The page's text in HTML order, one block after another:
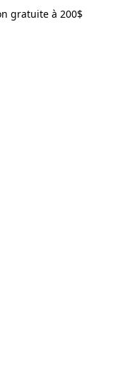
gratuite à 200$